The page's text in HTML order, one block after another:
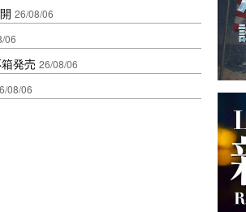
26/08/06
06
発売 26/08/06
08/06